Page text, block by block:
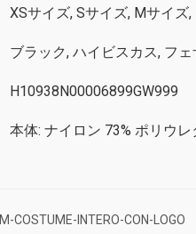
XSサイズ, Sサイズ, Mサイズ
ブラック, ハイビスカス, フ
H10938N00006899GW999
本体: ナイロン 73% ポリウレ
M-COSTUME-INTERO-CON-LOGO